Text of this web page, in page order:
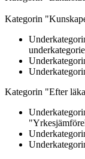
Kategorin
Kategorin "Efter